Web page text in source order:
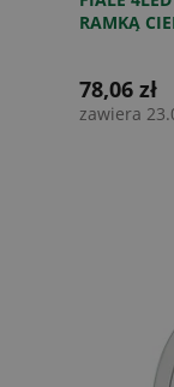
RAMKĄ
78,06 zł
zawiera